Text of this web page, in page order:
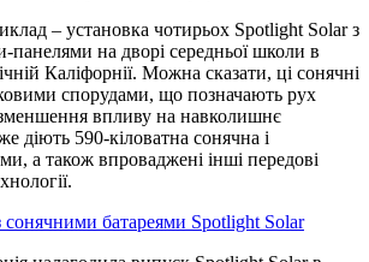
– установка чотирьох Spotlight Solar з
панелями на дворі середньої школи в
Каліфорнії. Можна сказати, ці сонячні
спорудами, що позначають рух
впливу на навколишнє
діють 590-кіловатна сонячна і
а також впроваджені інші передові